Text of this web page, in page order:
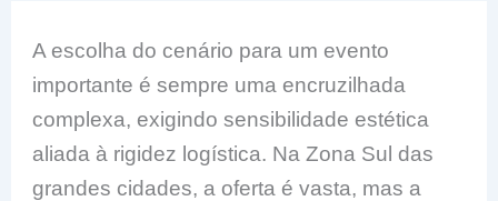
A escolha do cenário para um evento
importante é sempre uma encruzilhada
complexa, exigindo sensibilidade estética
aliada à rigidez logística. Na Zona Sul das
grandes cidades, a oferta é vasta, mas a